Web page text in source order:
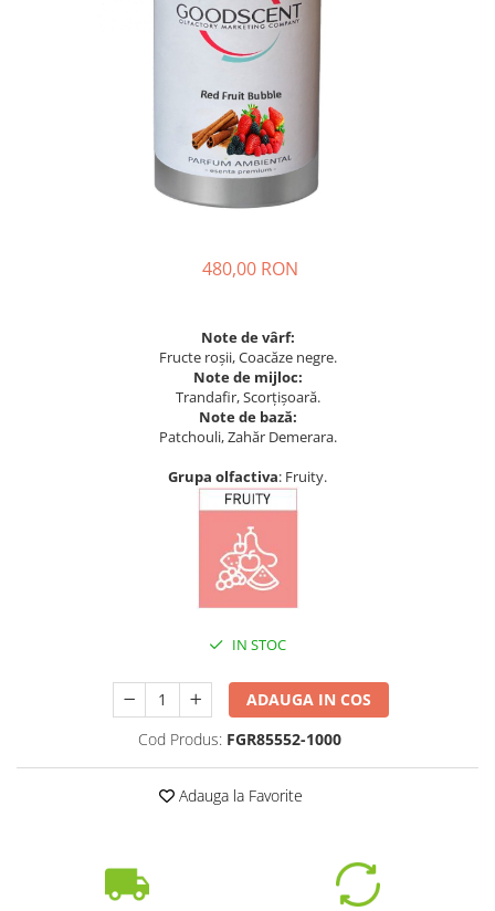
480,00 RON
Note de vârf:
Fructe roșii, Coacăze negre.
Note de mijloc:
Trandafir, Scorțișoară.
Note de bază:
Patchouli, Zahăr Demerara.
Grupa olfactiva: Fruity.
IN STOC
ADAUGA IN COS
Cod Produs: FGR85552-1000
Adauga la Favorite